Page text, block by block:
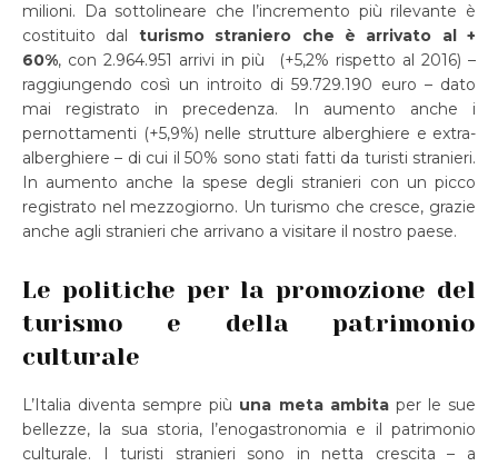
milioni. Da sottolineare che l’incremento più rilevante è
costituito dal turismo straniero che è arrivato al +
60%, con 2.964.951 arrivi in più (+5,2% rispetto al 2016) –
raggiungendo così un introito di 59.729.190 euro – dato
mai registrato in precedenza. In aumento anche i
pernottamenti (+5,9%) nelle strutture alberghiere e extra-
alberghiere – di cui il 50% sono stati fatti da turisti stranieri.
In aumento anche la spese degli stranieri con un picco
registrato nel mezzogiorno. Un turismo che cresce, grazie
anche agli stranieri che arrivano a visitare il nostro paese.
Le politiche per la promozione del
turismo e della patrimonio
culturale
L’Italia diventa sempre più una meta ambitaper le sue
bellezze, la sua storia, l’enogastronomia e il patrimonio
culturale. I turisti stranieri sono in netta crescita – a